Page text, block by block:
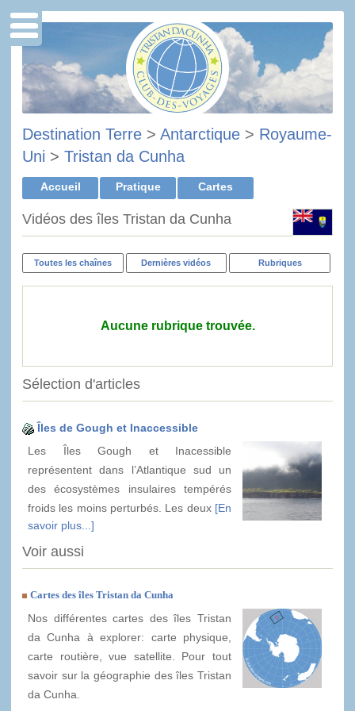
Destination Terre > Antarctique > Royaume-
Uni > Tristan da Cunha
Accueil Pratique Cartes
Vidéos des îles Tristan da Cunha
Toutes les chaînes Dernières vidéos Rubriques
Aucune rubrique trouvée.
Sélection d'articles
Îles de Gough et Inaccessible
Les Îles Gough et Inacessible
représentent dans l’Atlantique sud un
des écosystèmes insulaires tempérés
froids les moins perturbés. Les deux [En
savoir plus...]
Voir aussi
Cartes des îles Tristan da Cunha
Nos différentes cartes des îles Tristan
da Cunha à explorer: carte physique,
carte routière, vue satellite. Pour tout
savoir sur la géographie des îles Tristan
da Cunha.